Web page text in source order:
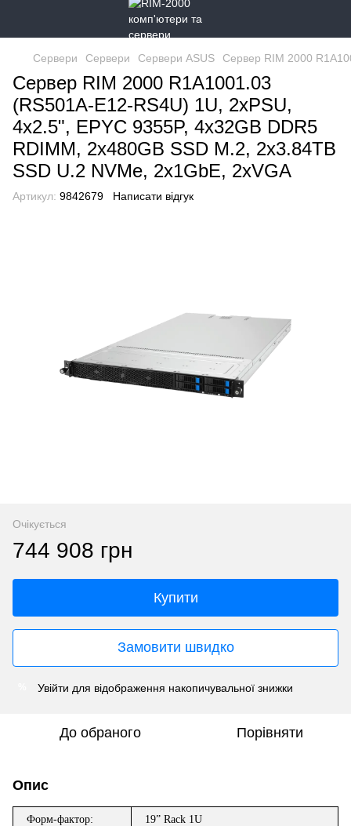
Сервери Сервери Сервери ASUS Cервер RIM 2000
Cервер RIM 2000 R1A1001.03
(RS501A-E12-RS4U) 1U, 2xPSU,
4x2.5", EPYC 9355P, 4x32GB DDR5
RDIMM, 2x480GB SSD M.2, 2x3.84TB
SSD U.2 NVMe, 2x1GbE, 2xVGA
Артикул: 9842679 Написати відгук
Очікується
744 908 грн
Купити
Замовити швидко
Увійти для відображення накопичувальної знижки
До обраного Порівняти
Опис
Форм-фактор: 19” Rack 1U